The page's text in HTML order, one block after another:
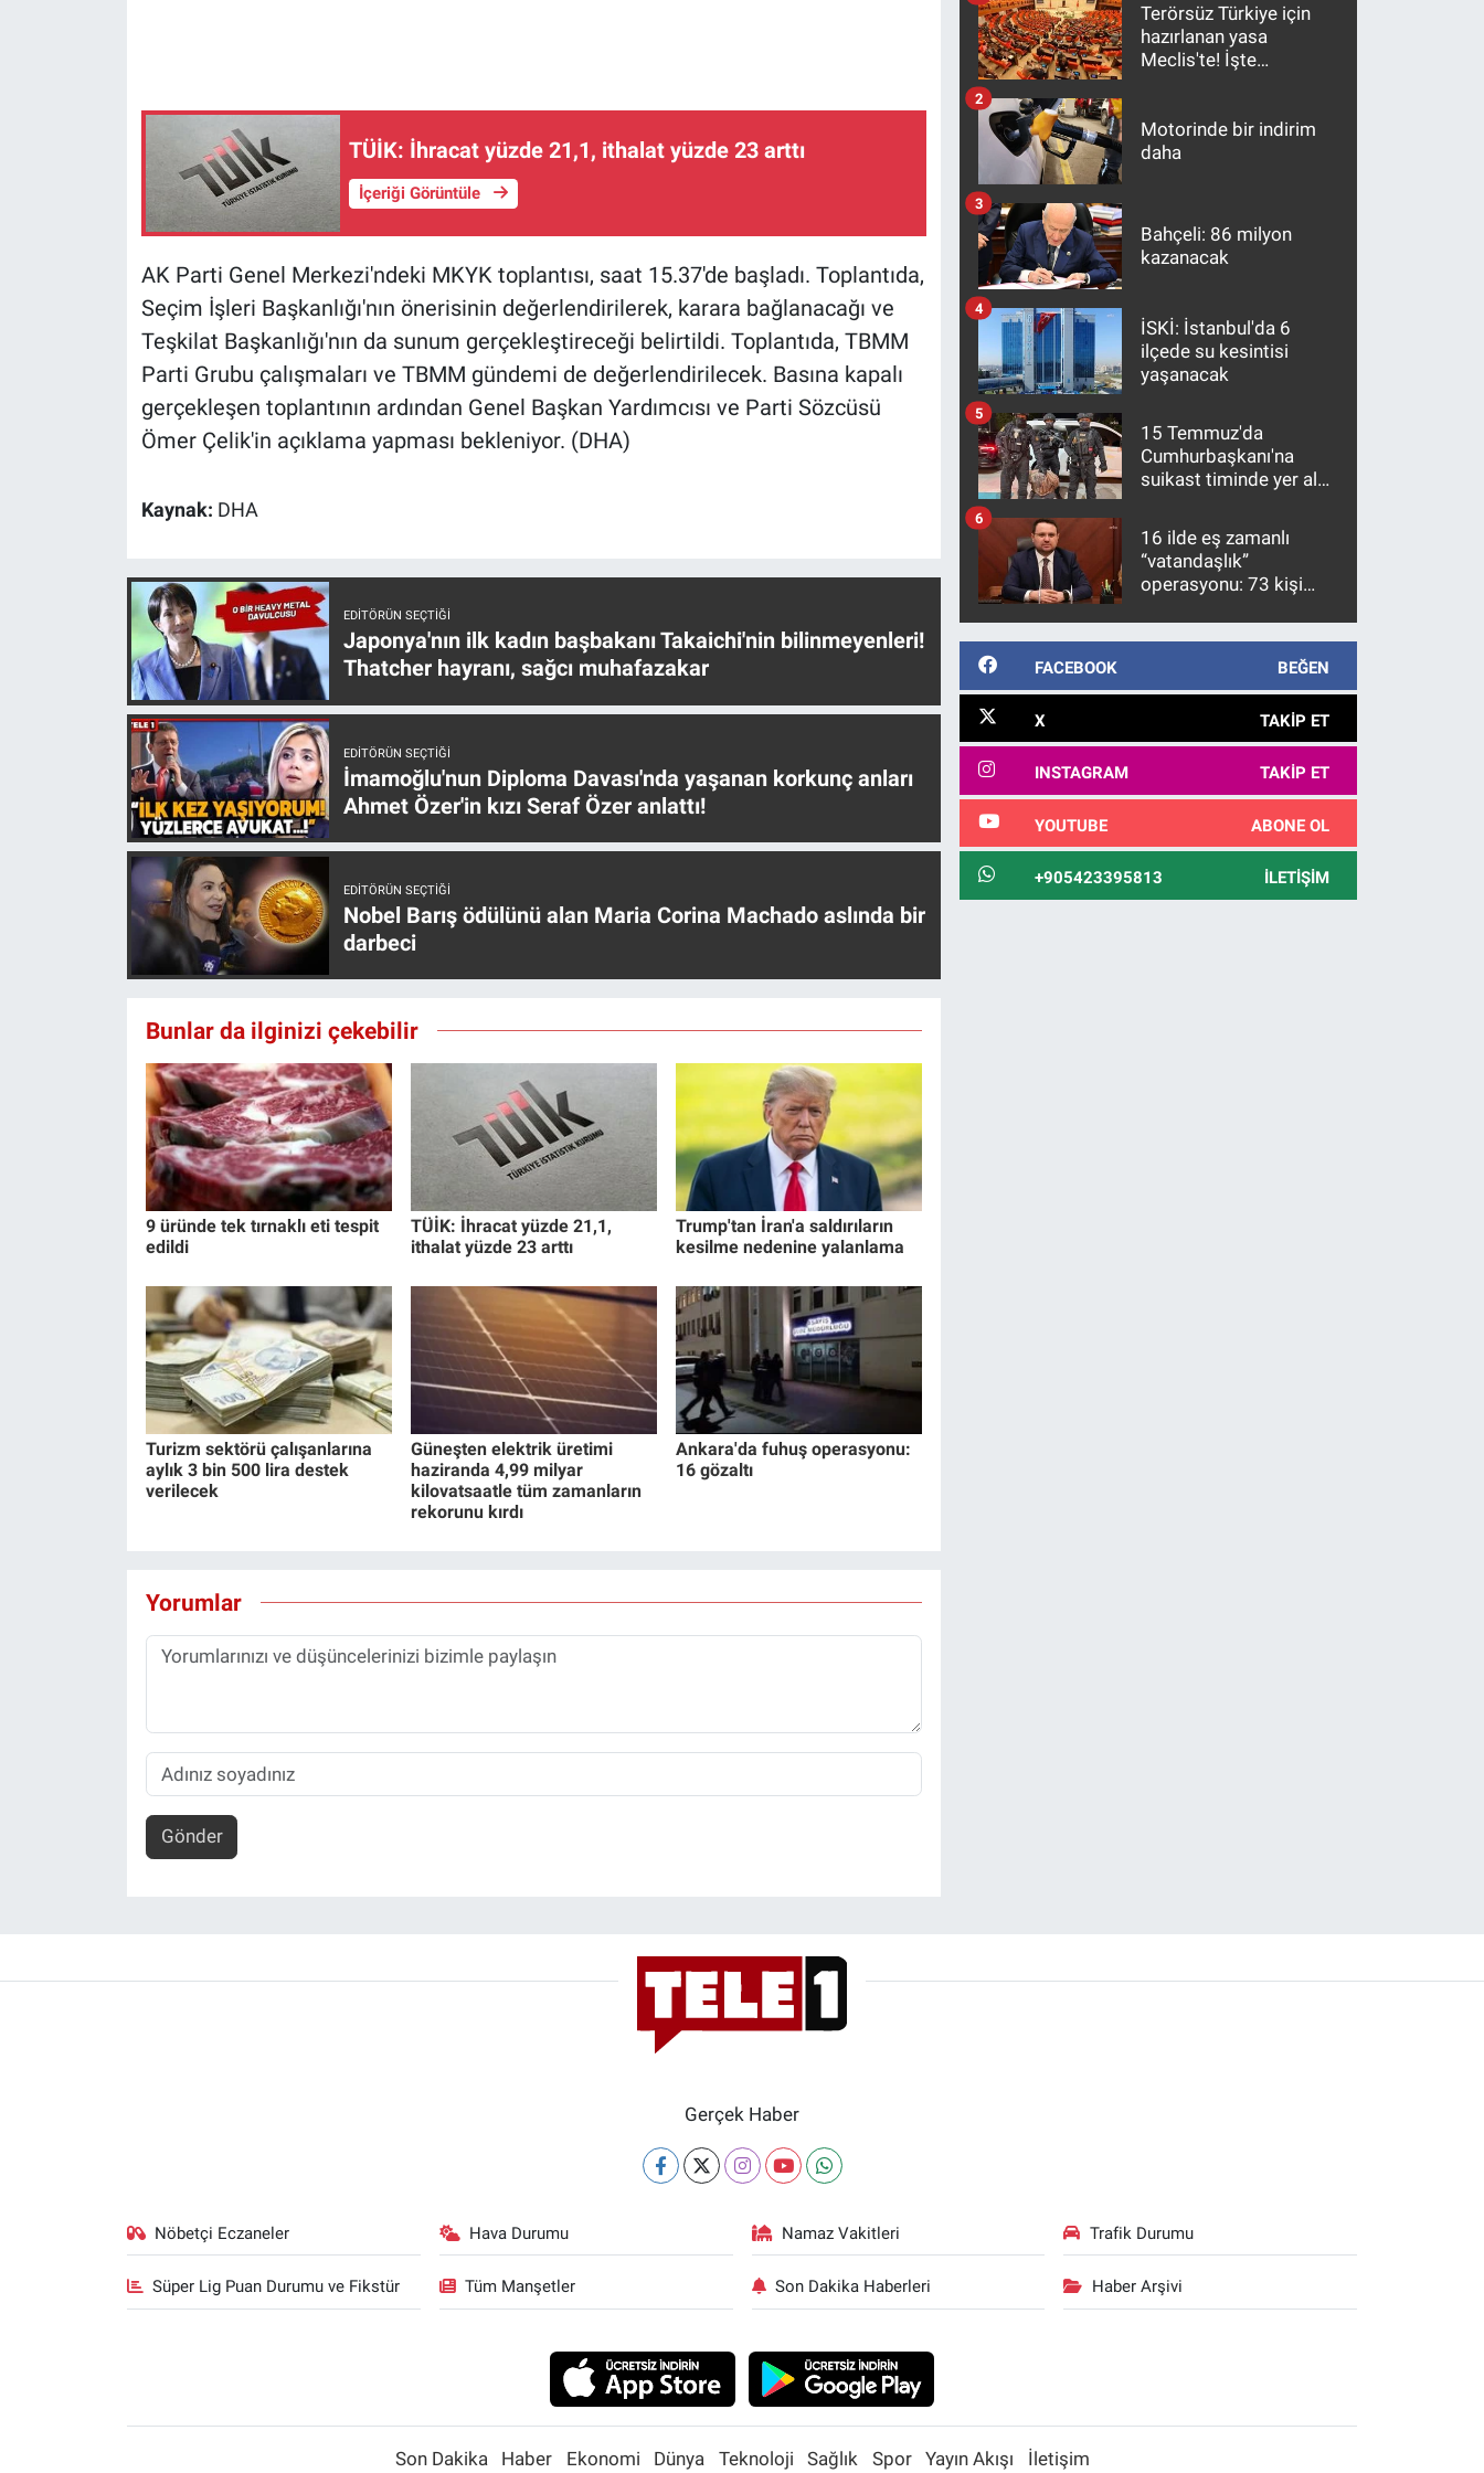
TÜİK: İhracat yüzde 21,1, ithalat yüzde 23 arttı
İçeriği Görüntüle
AK Parti Genel Merkezi'ndeki MKYK toplantısı, saat 15.37'de başladı. Toplantıda,
Seçim İşleri Başkanlığı'nın önerisinin değerlendirilerek, karara bağlanacağı ve
Teşkilat Başkanlığı'nın da sunum gerçekleştireceği belirtildi. Toplantıda, TBMM
Parti Grubu çalışmaları ve TBMM gündemi de değerlendirilecek. Basına kapalı
gerçekleşen toplantının ardından Genel Başkan Yardımcısı ve Parti Sözcüsü
Ömer Çelik'in açıklama yapması bekleniyor. (DHA)
Kaynak: DHA
EDITÖRÜN SEÇTIĞI
Japonya'nın ilk kadın başbakanı Takaichi'nin bilinmeyenleri!
Thatcher hayranı, sağcı muhafazakar
EDITÖRÜN SEÇTIĞI
İmamoğlu'nun Diploma Davası'nda yaşanan korkunç anları
Ahmet Özer'in kızı Seraf Özer anlattı!
EDITÖRÜN SEÇTIĞI
Nobel Barış ödülünü alan Maria Corina Machado aslında bir
darbeci
Bunlar da ilginizi çekebilir
9 üründe tek tırnaklı eti tespit
edildi
TÜİK: İhracat yüzde 21,1,
ithalat yüzde 23 arttı
Trump'tan İran'a saldırıların
kesilme nedenine yalanlama
Turizm sektörü çalışanlarına
aylık 3 bin 500 lira destek
verilecek
Güneşten elektrik üretimi
haziranda 4,99 milyar
kilovatsaatle tüm zamanların
rekorunu kırdı
Ankara'da fuhuş operasyonu:
16 gözaltı
Yorumlar
Gönder
Terörsüz Türkiye için
hazırlanan yasa
Meclis'te! İşte
Motorinde bir indirim
daha
2
Bahçeli: 86 milyon
kazanacak
3
İSKİ: İstanbul'da 6
ilçede su kesintisi
yaşanacak
4
15 Temmuz'da
Cumhurbaşkanı'na
suikast timinde yer alan
10 yıl sonra yakalandı
5
16 ilde eş zamanlı
“vatandaşlık”
operasyonu: 73 kişi
6
FACEBOOK BEĞEN
X TAKIP ET
INSTAGRAM TAKIP ET
YOUTUBE ABONE OL
+905423395813 İLETIŞIM
Gerçek Haber
Nöbetçi Eczaneler Hava Durumu Namaz Vakitleri Trafik Durumu
Süper Lig Puan Durumu ve Fikstür Tüm Manşetler Son Dakika Haberleri Haber Arşivi
Son Dakika Haber Ekonomi Dünya Teknoloji Sağlık Spor Yayın Akışı İletişim
Günün görüntüsü
Koronavirüs
Kültür Sanat
Ne demişti
Programlar
Teknoloji
Türkiye'nin Geleceği
Türkiye'nin Gündemi
Yerel Gündem
Canlı Yayın